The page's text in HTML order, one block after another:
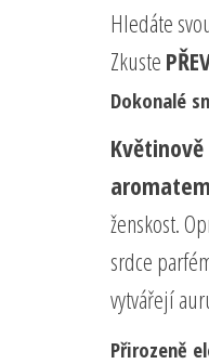
Hledáte
Zkuste
Dokonalé
ženskost.
srdce
vytvářejí
Přirozeně